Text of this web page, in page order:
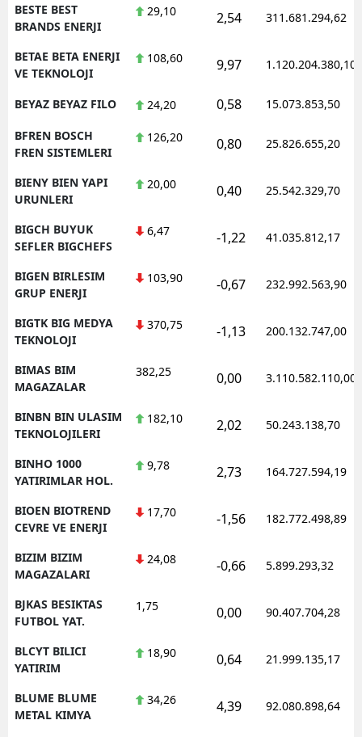
BESTE BEST
BRANDS ENERJI
29,10 2,54 311.681.294,62
BETAE BETA ENERJI
VE TEKNOLOJI
108,60 9,97 1.120.204.380,10
BEYAZ BEYAZ FILO 24,20 0,58 15.073.853,50
BFREN BOSCH
FREN SISTEMLERI
126,20 0,80 25.826.655,20
BIENY BIEN YAPI
URUNLERI
20,00 0,40 25.542.329,70
BIGCH BUYUK
SEFLER BIGCHEFS
6,47 -1,22 41.035.812,17
BIGEN BIRLESIM
GRUP ENERJI
103,90 -0,67 232.992.563,90
BIGTK BIG MEDYA
TEKNOLOJI
370,75 -1,13 200.132.747,00
BIMAS BIM
MAGAZALAR
382,25 0,00 3.110.582.110,00
BINBN BIN ULASIM
TEKNOLOJILERI
182,10 2,02 50.243.138,70
BINHO 1000
YATIRIMLAR HOL.
9,78 2,73 164.727.594,19
BIOEN BIOTREND
CEVRE VE ENERJI
17,70 -1,56 182.772.498,89
BIZIM BIZIM
MAGAZALARI
24,08 -0,66 5.899.293,32
BJKAS BESIKTAS
FUTBOL YAT.
1,75 0,00 90.407.704,28
BLCYT BILICI
YATIRIM
18,90 0,64 21.999.135,17
BLUME BLUME
METAL KIMYA
34,26 4,39 92.080.898,64